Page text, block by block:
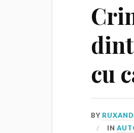
cu
BY
IN